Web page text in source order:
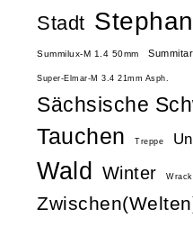
Stadt
Summilux-M 1.4 50mm
Super-Elmar-M 3.4 21mm Asph.
Sächsische
Tauchen
Treppe
Wald Winter Wrack